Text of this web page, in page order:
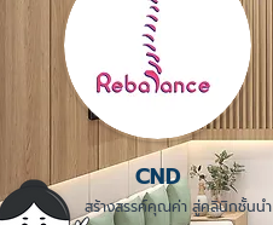
CND
สร้างสรรค์คุณค่า สู่คลินิกชั้นนำ